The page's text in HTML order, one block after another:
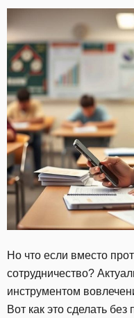
Но что если вместо
сотрудничество?
инструментом
Вот как это сделать